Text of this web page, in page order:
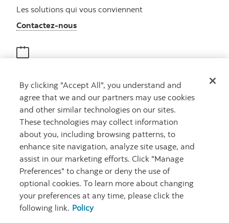
Les solutions qui vous conviennent
Contactez-nousAutres numéros, contactez-nous par
Rencontrez un conseiller
Prenez rendez-vous
Carrières Ma banque à moi Notes juridiques Confidentialité
By clicking "Accept All", you understand and
agree that we and our partners may use cookies
and other similar technologies on our sites.
These technologies may collect information
about you, including browsing patterns, to
enhance site navigation, analyze site usage, and
assist in our marketing efforts. Click "Manage
Preferences" to change or deny the use of
optional cookies. To learn more about changing
your preferences at any time, please click the
following link. Policy